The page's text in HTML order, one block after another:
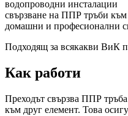
водопроводни инсталации
свързване на ППР тръби към
домашни и професионални
Подходящ за всякакви ВиК
Как работи
Преходът свързва ППР тръба
към друг елемент. Това